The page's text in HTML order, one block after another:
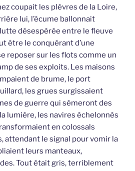
coupait les plèvres de la Loire,
lui, l’écume ballonnait
désespérée entre le fleuve
être le conquérant d’une
reposer sur les flots comme un
de ses exploits. Les maisons
de brume, le port
les grues surgissaient
de guerre qui sèmeront des
lumière, les navires échelonnés
en colossals
attendant le signal pour vomir la
leurs manteaux,
Tout était gris, terriblement